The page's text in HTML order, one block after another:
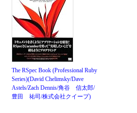
The RSpec Book (Professional Ruby
Series)(David Chelimsky/Dave
Astels/Zach Dennis/角谷 信太郎/
豊田 祐司/株式会社クイープ)